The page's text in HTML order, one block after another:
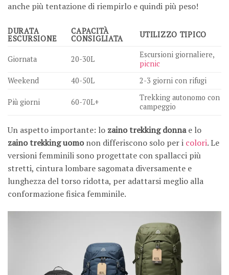
anche più tentazione di riempirlo e quindi più peso!
DURATA
ESCURSIONE
CAPACITÀ
CONSIGLIATA UTILIZZO TIPICO
Giornata 20-30L
Escursioni giornaliere,
picnic
Weekend
40-50L 2-3 giorni con rifugi
Più giorni 60-70L+
Trekking autonomo con
campeggio
Un aspetto importante: lo zaino trekking donnae lo
zaino trekking uomonon differiscono solo per i colori. Le
versioni femminili sono progettate con spallacci più
stretti, cintura lombare sagomata diversamente e
lunghezza del torso ridotta, per adattarsi meglio alla
conformazione fisica femminile.